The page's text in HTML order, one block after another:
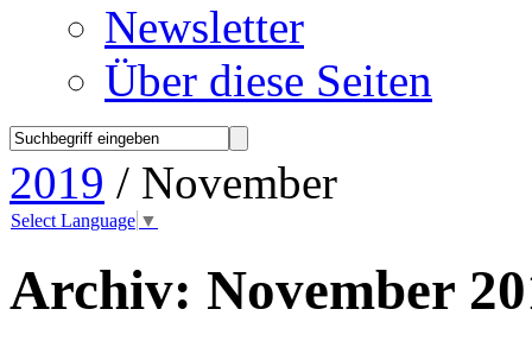
Newsletter
Über diese Seiten
2019 / November
Select Language ▼
Archiv: November